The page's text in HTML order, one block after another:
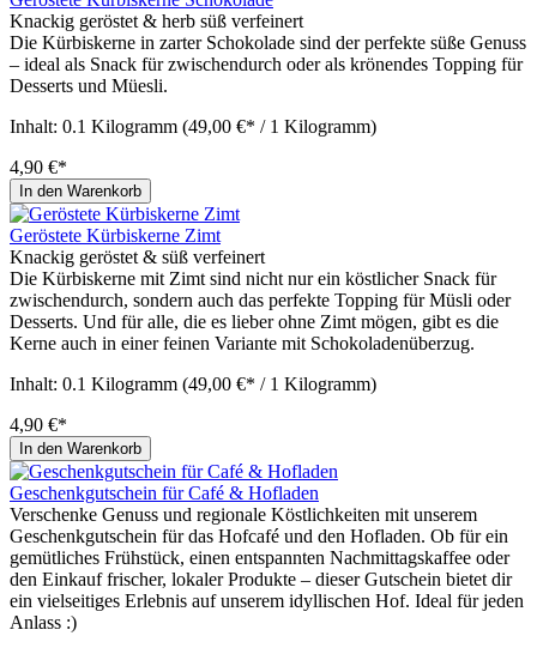
Knackig geröstet & herb süß verfeinert
Die Kürbiskerne in zarter Schokolade sind der perfekte süße Genuss
– ideal als Snack für zwischendurch oder als krönendes Topping für
Desserts und Müesli.
Inhalt: 0.1 Kilogramm (49,00 €* / 1 Kilogramm)
4,90 €*
In den Warenkorb
Geröstete Kürbiskerne Zimt
Knackig geröstet & süß verfeinert
Die Kürbiskerne mit Zimt sind nicht nur ein köstlicher Snack für
zwischendurch, sondern auch das perfekte Topping für Müsli oder
Desserts. Und für alle, die es lieber ohne Zimt mögen, gibt es die
Kerne auch in einer feinen Variante mit Schokoladenüberzug.
Inhalt: 0.1 Kilogramm (49,00 €* / 1 Kilogramm)
4,90 €*
In den Warenkorb
Geschenkgutschein für Café & Hofladen
Verschenke Genuss und regionale Köstlichkeiten mit unserem
Geschenkgutschein für das Hofcafé und den Hofladen. Ob für ein
gemütliches Frühstück, einen entspannten Nachmittagskaffee oder
den Einkauf frischer, lokaler Produkte – dieser Gutschein bietet dir
ein vielseitiges Erlebnis auf unserem idyllischen Hof. Ideal für jeden
Anlass :)